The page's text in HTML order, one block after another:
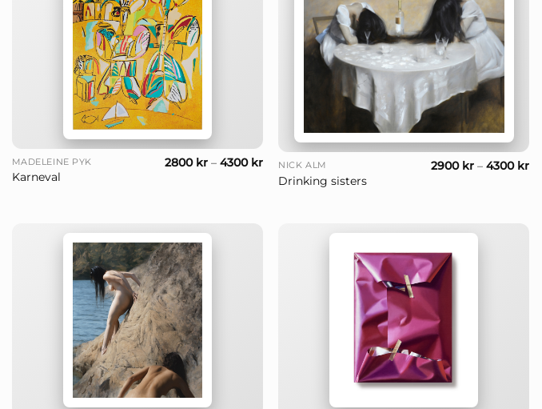
MADELEINE PYK
Karneval
2800 kr– 4300 kr NICK ALM
Drinking sisters
2900 kr –4300 kr